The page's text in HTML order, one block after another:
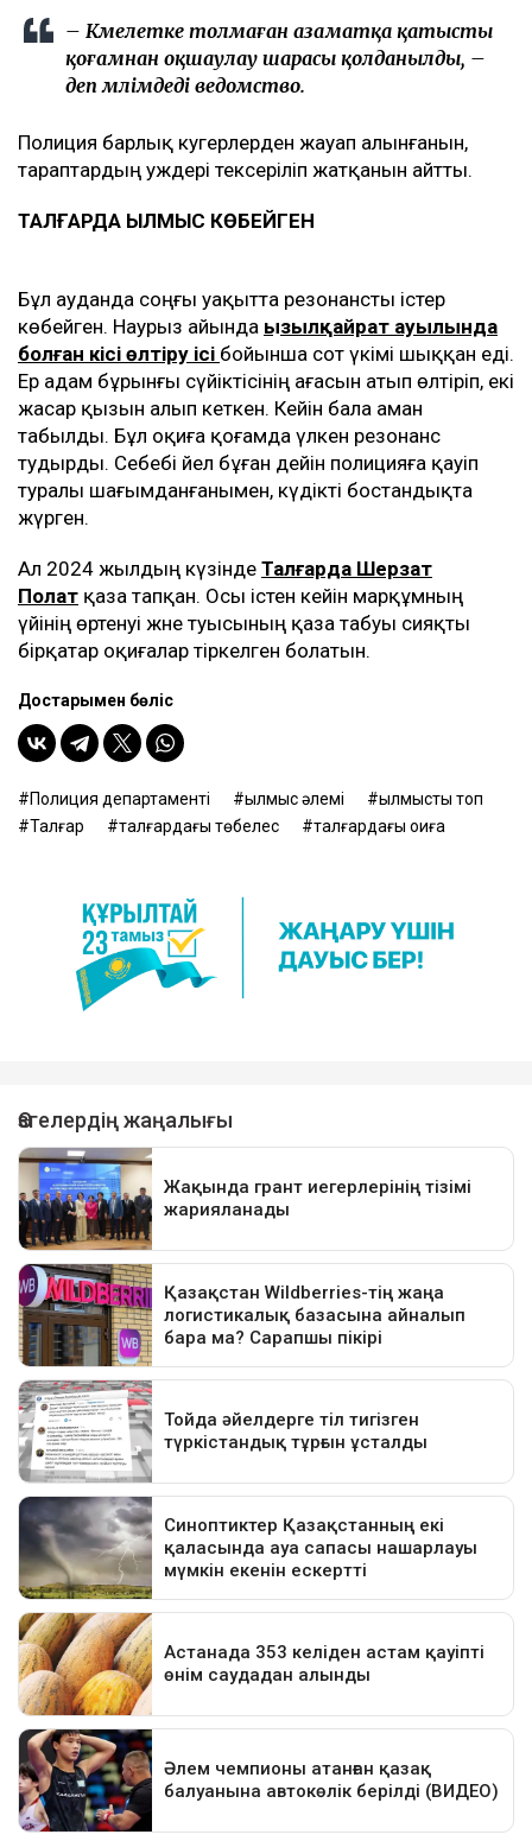
– Кәмелетке толмаған азаматқа қатысты
қоғамнан оқшаулау шарасы қолданылды, –
деп мәлімдеді ведомство.
Полиция барлық куәгерлерден жауап алынғанын,
тараптардың уәждері тексеріліп жатқанын айтты.
ТАЛҒАРДА ҚЫЛМЫС КӨБЕЙГЕН
Бұл ауданда соңғы уақытта резонансты істер
көбейген. Наурыз айында Қызылқайрат ауылында
болған кісі өлтіру ісі бойынша сот үкімі шыққан еді.
Ер адам бұрынғы сүйіктісінің ағасын атып өлтіріп, екі
жасар қызын алып кеткен. Кейін бала аман
табылды. Бұл оқиға қоғамда үлкен резонанс
тудырды. Себебі әйел бұған дейін полицияға қауіп
туралы шағымданғанымен, күдікті бостандықта
жүрген.
Ал 2024 жылдың күзінде Талғарда Шерзат
Полат қаза тапқан. Осы істен кейін марқұмның
үйінің өртенуі және туысының қаза табуы сияқты
бірқатар оқиғалар тіркелген болатын.
Достарыңмен бөліс
Полиция департаменті қылмыс әлемі
қылмыстық топ
Талғар
талғардағы төбелес талғардағы оқиға